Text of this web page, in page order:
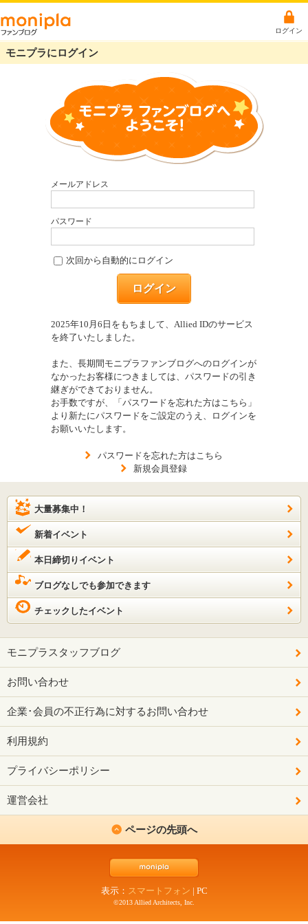
ログイン
モニプラにログイン
メールアドレス
パスワード
次回から自動的にログイン
ログイン
2025年10月6日をもちまして、Allied IDのサービス
を終了いたしました。
また、長期間モニプラファンブログへのログインが
なかったお客様につきましては、パスワードの引き
継ぎができておりません。
お手数ですが、「パスワードを忘れた方はこちら」
より新たにパスワードをご設定のうえ、ログインを
お願いいたします。
パスワードを忘れた方はこちら
新規会員登録
大量募集中！
新着イベント
本日締切りイベント
ブログなしでも参加できます
チェックしたイベント
モニプラスタッフブログ
お問い合わせ
企業･会員の不正行為に対するお問い合わせ
利用規約
プライバシーポリシー
運営会社
ページの先頭へ
表示： スマートフォン | PC
©2013 Allied Architects, Inc.